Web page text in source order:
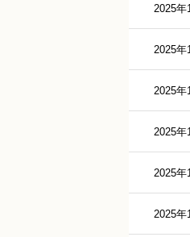
2025年
2025年
2025年
2025年
2025年
2025年